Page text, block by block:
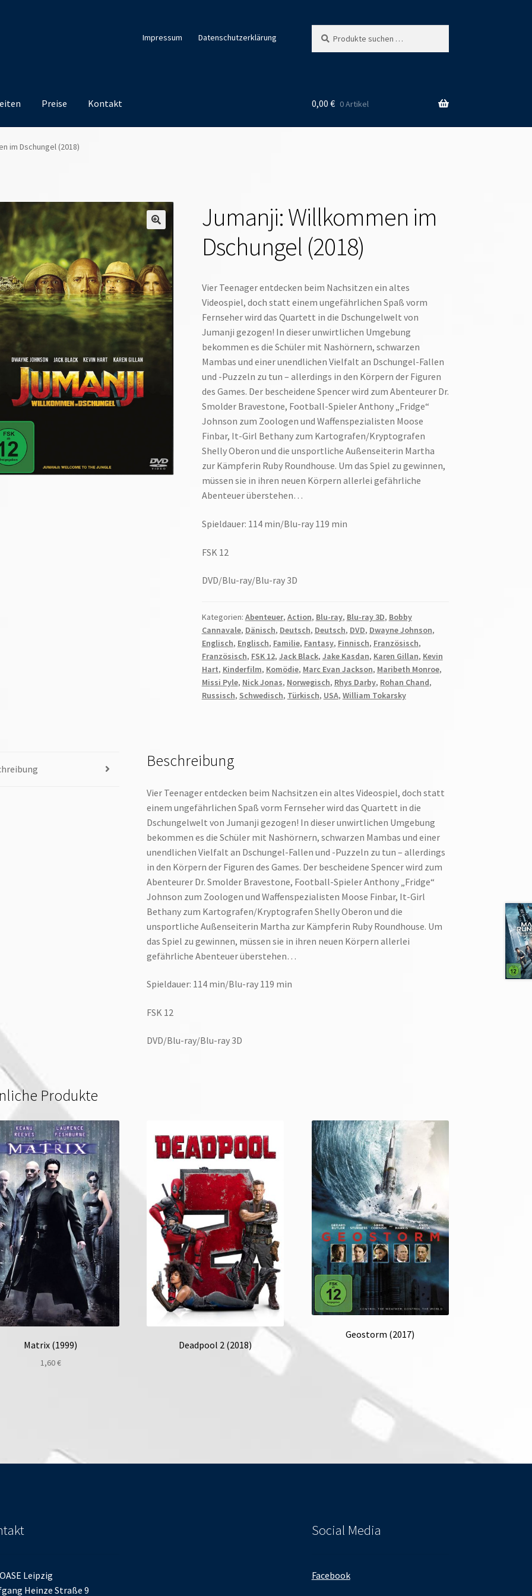
Impressum Datenschutzerklärung
nach:
Preise Kontakt 0,00 € 0 Artikel
im Dschungel (2018)
Jumanji: Willkommen im
Dschungel (2018)
Vier Teenager entdecken beim Nachsitzen ein altes
Videospiel, doch statt einem ungefährlichen Spaß vorm
Fernseher wird das Quartett in die Dschungelwelt von
Jumanji gezogen! In dieser unwirtlichen Umgebung
bekommen es die Schüler mit Nashörnern, schwarzen
Mambas und einer unendlichen Vielfalt an Dschungel-Fallen
und -Puzzeln zu tun – allerdings in den Körpern der Figuren
des Games. Der bescheidene Spencer wird zum Abenteurer Dr.
Smolder Bravestone, Football-Spieler Anthony „Fridge“
Johnson zum Zoologen und Waffenspezialisten Moose
Finbar, It-Girl Bethany zum Kartografen/Kryptografen
Shelly Oberon und die unsportliche Außenseiterin Martha
zur Kämpferin Ruby Roundhouse. Um das Spiel zu gewinnen,
müssen sie in ihren neuen Körpern allerlei gefährliche
Abenteuer überstehen…
Spieldauer: 114 min/Blu-ray 119 min
FSK 12
DVD/Blu-ray/Blu-ray 3D
Kategorien: Abenteuer, Action, Blu-ray, Blu-ray 3D, Bobby
Cannavale, Dänisch, Deutsch, Deutsch, DVD, Dwayne Johnson,
Englisch, Englisch, Familie, Fantasy, Finnisch, Französisch,
Französisch, FSK 12, Jack Black, Jake Kasdan, Karen Gillan, Kevin
Hart, Kinderfilm, Komödie, Marc Evan Jackson, Maribeth Monroe,
Missi Pyle, Nick Jonas, Norwegisch, Rhys Darby, Rohan Chand,
Russisch, Schwedisch, Türkisch, USA, William Tokarsky
Beschreibung
Vier Teenager entdecken beim Nachsitzen ein altes Videospiel, doch statt
einem ungefährlichen Spaß vorm Fernseher wird das Quartett in die
Dschungelwelt von Jumanji gezogen! In dieser unwirtlichen Umgebung
bekommen es die Schüler mit Nashörnern, schwarzen Mambas und einer
unendlichen Vielfalt an Dschungel-Fallen und -Puzzeln zu tun – allerdings
in den Körpern der Figuren des Games. Der bescheidene Spencer wird zum
Abenteurer Dr. Smolder Bravestone, Football-Spieler Anthony „Fridge“
Johnson zum Zoologen und Waffenspezialisten Moose Finbar, It-Girl
Bethany zum Kartografen/Kryptografen Shelly Oberon und die
unsportliche Außenseiterin Martha zur Kämpferin Ruby Roundhouse. Um
das Spiel zu gewinnen, müssen sie in ihren neuen Körpern allerlei
gefährliche Abenteuer überstehen…
Spieldauer: 114 min/Blu-ray 119 min
FSK 12
DVD/Blu-ray/Blu-ray 3D
Produkte
Matrix (1999)
1,60€
Deadpool 2 (2018)
Geostorm (2017)
Leipzig
Heinze Straße 9
Social Media
Facebook